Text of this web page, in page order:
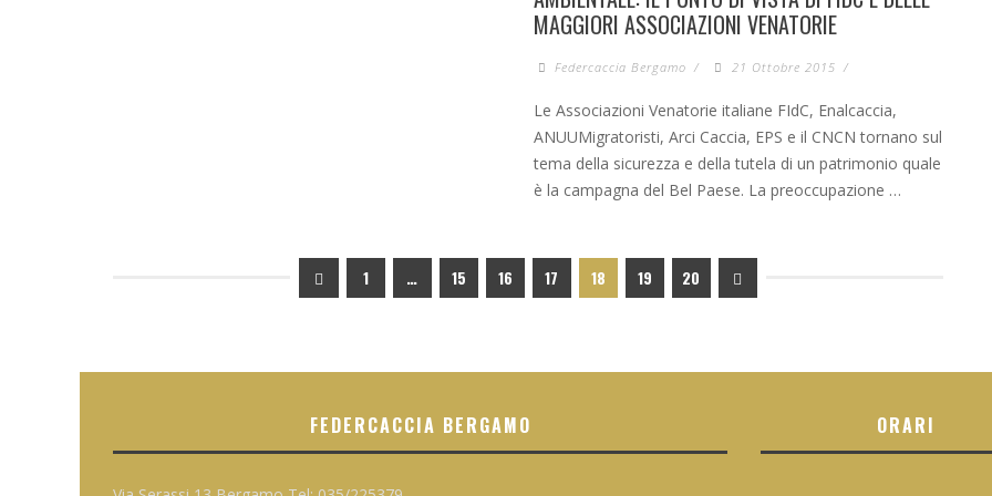
MAGGIORI ASSOCIAZIONI VENATORIE
Federcaccia Bergamo / 21 Ottobre 2015 /
Le Associazioni Venatorie italiane FIdC, Enalcaccia,
ANUUMigratoristi, Arci Caccia, EPS e il CNCN tornano sul
tema della sicurezza e della tutela di un patrimonio quale
è la campagna del Bel Paese. La preoccupazione …
1 … 15 16 17 18 19 20
FEDERCACCIA BERGAMO ORARI